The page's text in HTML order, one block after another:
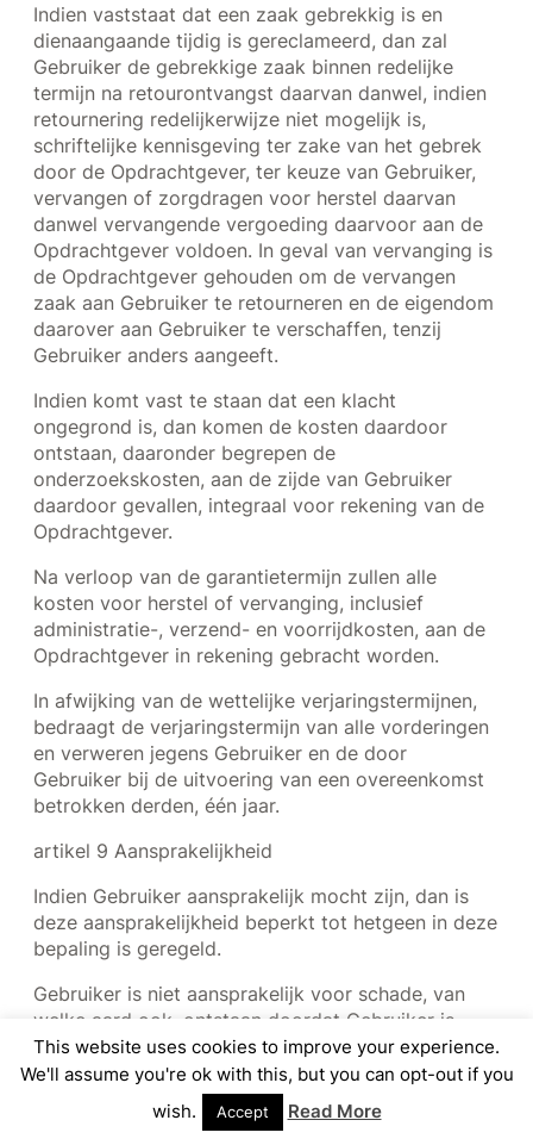
Indien vaststaat dat een zaak gebrekkig is en
dienaangaande tijdig is gereclameerd, dan zal
Gebruiker de gebrekkige zaak binnen redelijke
termijn na retourontvangst daarvan danwel, indien
retournering redelijkerwijze niet mogelijk is,
schriftelijke kennisgeving ter zake van het gebrek
door de Opdrachtgever, ter keuze van Gebruiker,
vervangen of zorgdragen voor herstel daarvan
danwel vervangende vergoeding daarvoor aan de
Opdrachtgever voldoen. In geval van vervanging is
de Opdrachtgever gehouden om de vervangen
zaak aan Gebruiker te retourneren en de eigendom
daarover aan Gebruiker te verschaffen, tenzij
Gebruiker anders aangeeft.
Indien komt vast te staan dat een klacht
ongegrond is, dan komen de kosten daardoor
ontstaan, daaronder begrepen de
onderzoekskosten, aan de zijde van Gebruiker
daardoor gevallen, integraal voor rekening van de
Opdrachtgever.
Na verloop van de garantietermijn zullen alle
kosten voor herstel of vervanging, inclusief
administratie-, verzend- en voorrijdkosten, aan de
Opdrachtgever in rekening gebracht worden.
In afwijking van de wettelijke verjaringstermijnen,
bedraagt de verjaringstermijn van alle vorderingen
en verweren jegens Gebruiker en de door
Gebruiker bij de uitvoering van een overeenkomst
betrokken derden, één jaar.
artikel 9 Aansprakelijkheid
Indien Gebruiker aansprakelijk mocht zijn, dan is
deze aansprakelijkheid beperkt tot hetgeen in deze
bepaling is geregeld.
Gebruiker is niet aansprakelijk voor schade, van
welke aard ook, ontstaan doordat Gebruiker is
uitgegaan van door of namens de Opdrachtgever
verstrekte onjuiste en / of onvolledige gegevens.
Indien Gebruiker aansprakelijk mocht zijn voor
This website uses cookies to improve your experience.
We'll assume you're ok with this, but you can opt-out if you
wish.
Accept Read More